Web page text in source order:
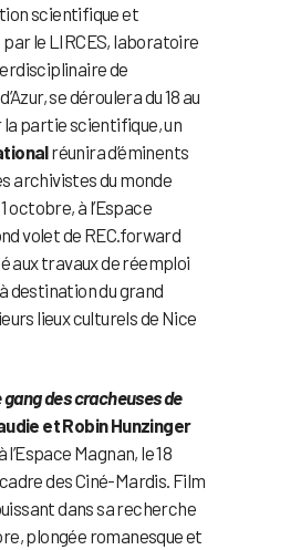
scientifique et
le LIRCES, laboratoire
de
se déroulera du 18 au
partie scientifique, un
réunira d’éminents
archivistes du monde
octobre, à l’Espace
volet de REC.forward
aux travaux de réemploi
destination du grand
lieux culturels de Nice
des cracheuses de
et Robin Hunzinger
Magnan, le 18
des Ciné-Mardis. Film
dans sa recherche
plongée romanesque et